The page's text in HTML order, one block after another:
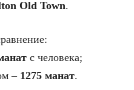
Old Town.
с человека;
– 1275 манат.